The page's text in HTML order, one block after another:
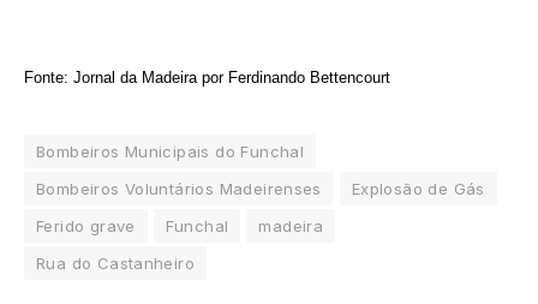
Fonte: Jornal da Madeira por Ferdinando Bettencourt
Bombeiros Municipais do Funchal
Bombeiros Voluntários Madeirenses
Explosão de Gás
Ferido grave
Funchal
madeira
Rua do Castanheiro